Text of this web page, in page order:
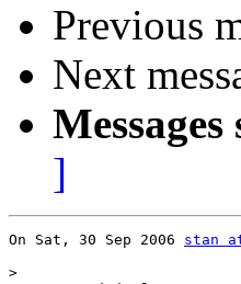
Previous
Next
]
On Sat, 30 Sep 2006 stan
>